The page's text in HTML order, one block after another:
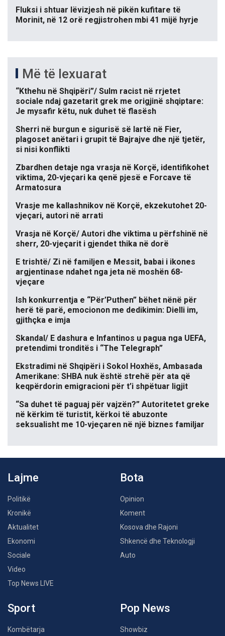
Fluksi i shtuar lëvizjesh në pikën kufitare të
Morinit, në 12 orë regjistrohen mbi 41 mijë hyrje
Më të lexuarat
“Kthehu në Shqipëri”/ Sulm racist në rrjetet
sociale ndaj gazetarit grek me origjinë shqiptare:
Je mysafir këtu, nuk duhet të flasësh
Sherri në burgun e sigurisë së lartë në Fier,
plagoset anëtari i grupit të Bajrajve dhe një tjetër,
si nisi konflikti
Zbardhen detaje nga vrasja në Korçë, identifikohet
viktima, 20-vjeçari ka qenë pjesë e Forcave të
Armatosura
Vrasje me kallashnikov në Korçë, ekzekutohet 20-
vjeçari, autori në arrati
Vrasja në Korçë/ Autori dhe viktima u përfshinë në
sherr, 20-vjeçarit i gjendet thika në dorë
E trishtë/ Zi në familjen e Messit, babai i ikones
argjentinase ndahet nga jeta në moshën 68-
vjeçare
Ish konkurrentja e “Për’Puthen” bëhet nënë për
herë të parë, emocionon me dedikimin: Dielli im,
gjithçka e imja
Skandal/ E dashura e Infantinos u pagua nga UEFA,
pretendimi tronditës i “The Telegraph”
Ekstradimi në Shqipëri i Sokol Hoxhës, Ambasada
Amerikane: SHBA nuk është strehë për ata që
keqpërdorin emigracioni për t’i shpëtuar ligjit
“Sa duhet të paguaj për vajzën?” Autoritetet greke
në kërkim të turistit, kërkoi të abuzonte
seksualisht me 10-vjeçaren në një biznes familjar
Lajme
Politikë
Kronikë
Aktualitet
Ekonomi
Sociale
Video
Top News LIVE
Bota
Opinion
Koment
Kosova dhe Rajoni
Shkencë dhe Teknologji
Auto
Sport
Kombëtarja
Pop News
Showbiz